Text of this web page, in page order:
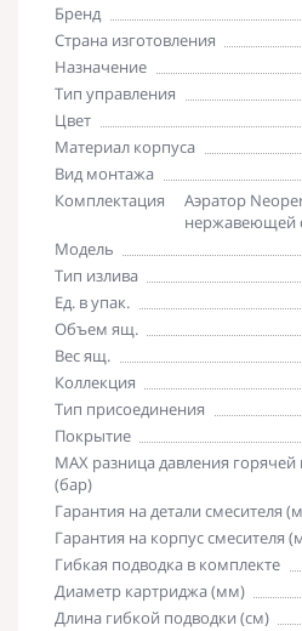
Бренд
Страна изготовления
Назначение
Тип управления
Цвет
Материал корпуса
Вид монтажа
Комплектация
Аэратор
нержавеющей
Модель
Тип излива
Ед. в упак.
Объем ящ.
Вес ящ.
Коллекция
Тип присоединения
Покрытие
MAX разница давления
(бар)
Гарантия на детали смесителя
Гарантия на корпус смесителя
Гибкая подводка в комплекте
Диаметр картриджа (мм)
Длина гибкой подводки (см)